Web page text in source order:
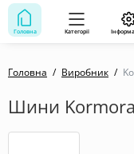
Головна Категорії
Головна Виробник
Шини